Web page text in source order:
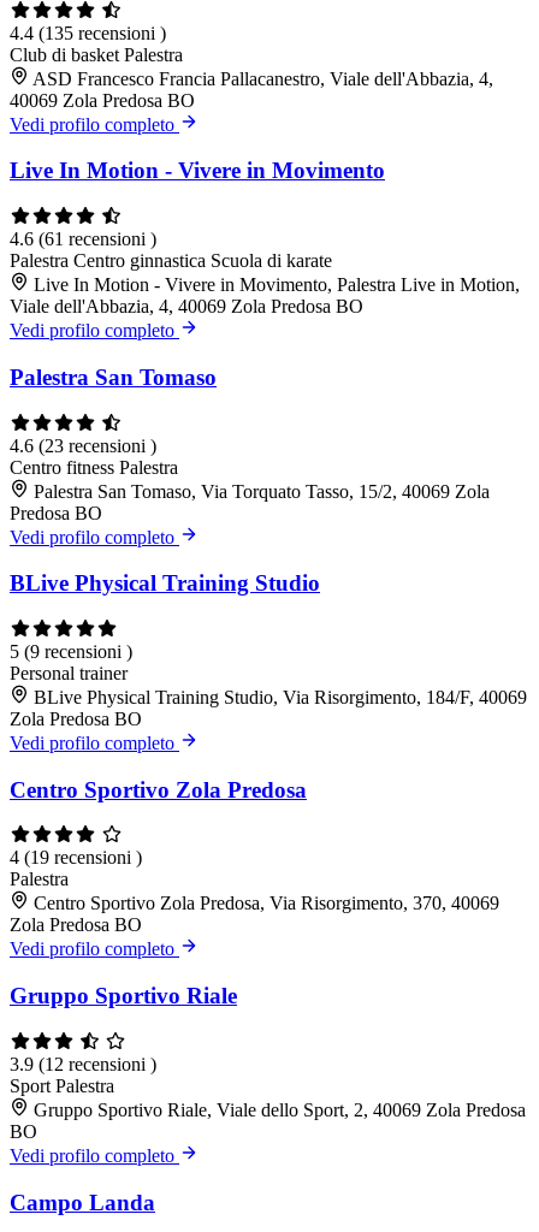
4.4 (135 recensioni )
Club di basket Palestra
ASD Francesco Francia Pallacanestro, Viale dell'Abbazia, 4,
40069 Zola Predosa BO
Vedi profilo completo
Live In Motion - Vivere in Movimento
4.6 (61 recensioni )
Palestra Centro ginnastica Scuola di karate
Live In Motion - Vivere in Movimento, Palestra Live in Motion,
Viale dell'Abbazia, 4, 40069 Zola Predosa BO
Vedi profilo completo
Palestra San Tomaso
4.6 (23 recensioni )
Centro fitness Palestra
Palestra San Tomaso, Via Torquato Tasso, 15/2, 40069 Zola
Predosa BO
Vedi profilo completo
BLive Physical Training Studio
5 (9 recensioni )
Personal trainer
BLive Physical Training Studio, Via Risorgimento, 184/F, 40069
Zola Predosa BO
Vedi profilo completo
Centro Sportivo Zola Predosa
4 (19 recensioni )
Palestra
Centro Sportivo Zola Predosa, Via Risorgimento, 370, 40069
Zola Predosa BO
Vedi profilo completo
Gruppo Sportivo Riale
3.9 (12 recensioni )
Sport Palestra
Gruppo Sportivo Riale, Viale dello Sport, 2, 40069 Zola Predosa
BO
Vedi profilo completo
Campo Landa